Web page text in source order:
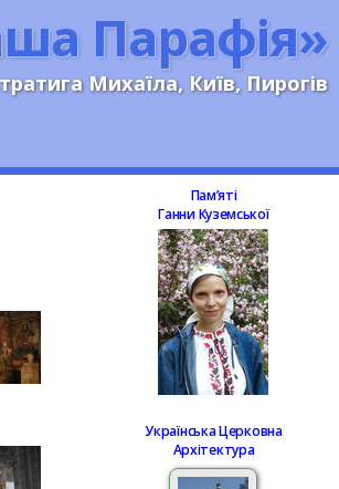
Парафія»
Михаїла, Київ, Пирогів
Памʼяті
Ганни Куземської
Українська Церковна
Архітектура